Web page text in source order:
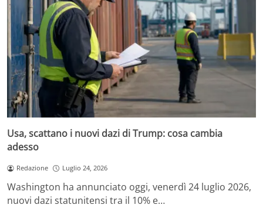
Usa, scattano i nuovi dazi di Trump: cosa cambia
adesso
Redazione Luglio 24, 2026
Washington ha annunciato oggi, venerdì 24 luglio 2026,
nuovi dazi statunitensi tra il 10% e…